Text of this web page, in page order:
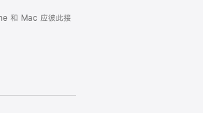
和 Mac 应彼此接